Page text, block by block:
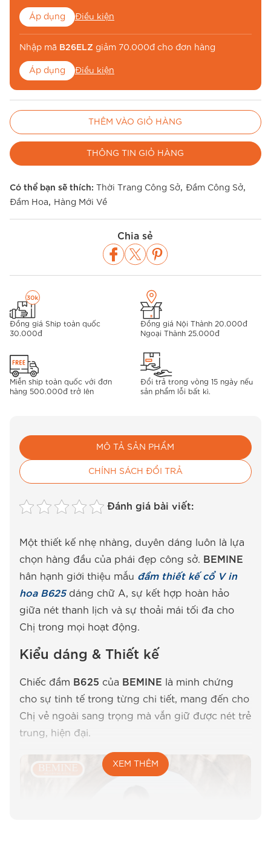
Áp dụng Điều kiện
Nhập mã B26ELZ giảm 70.000đ cho đơn hàng
Áp dụng Điều kiện
Nhập mãBE26MUAđể miễn phí vận chuyển
Điều kiện
THÊM VÀO GIỎ HÀNG
THÔNG TIN GIỎ HÀNG
Có thể bạn sẽ thích: Thời Trang Công Sở, Đầm Công Sở,
Đầm Hoa, Hàng Mới Về
Chia sẻ
Đồng giá Ship toàn quốc
30.000đ
Đồng giá Nội Thành 20.000đ
Ngoại Thành 25.000đ
Miễn ship toàn quốc với đơn
hàng 500.000đ trở lên
Đổi trả trong vòng 15 ngày nếu
sản phẩm lỗi bất kì.
MÔ TẢ SẢN PHẨM
CHÍNH SÁCH ĐỔI TRẢ
Đánh giá bài viết:
Một thiết kế nhẹ nhàng, duyên dáng luôn là lựa
chọn hàng đầu của phái đẹp công sở. BEMINE
hân hạnh giới thiệu mẫu đầm thiết kế cổ V in
hoa B625dáng chữ A, sự kết hợp hoàn hảo
giữa nét thanh lịch và sự thoải mái tối đa cho
Chị trong mọi hoạt động.
Kiểu dáng & Thiết kế
Chiếc đầm B625 của BEMINE là minh chứng
cho sự tinh tế trong từng chi tiết, mang đến cho
Chị vẻ ngoài sang trọng mà vẫn giữ được nét trẻ
trung, hiện đại.
XEM THÊM